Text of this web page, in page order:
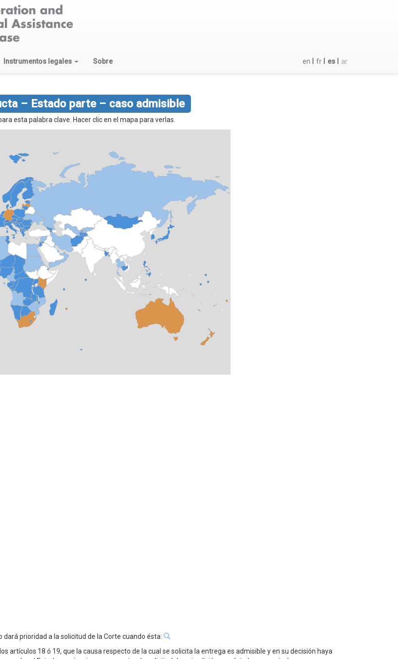
Instrumentos legales Sobre en fr es ar
– Estado parte – caso admisible
esta palabra clave. Hacer clic en el mapa para verlas.
prioridad a la solicitud de la Corte cuando ésta:
artículos 18 ó 19, que la causa respecto de la cual se solicita la entrega es admisible y en su decisión haya